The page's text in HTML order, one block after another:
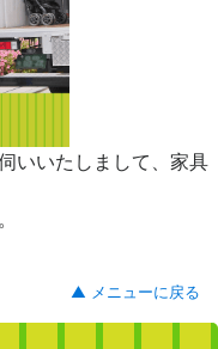
いいたしまして、家具
▲ メニューに戻る